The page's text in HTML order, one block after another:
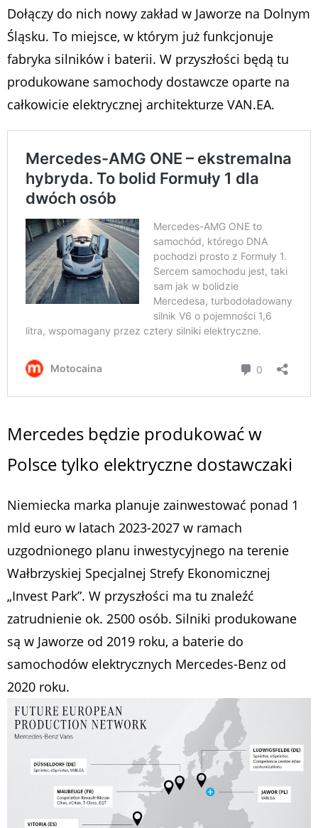
Dołączy do nich nowy zakład w Jaworze na Dolnym
Śląsku. To miejsce, w którym już funkcjonuje
fabryka silników i baterii. W przyszłości będą tu
produkowane samochody dostawcze oparte na
całkowicie elektrycznej architekturze VAN.EA.
Mercedes będzie produkować w
Polsce tylko elektryczne dostawczaki
Niemiecka marka planuje zainwestować ponad 1
mld euro w latach 2023-2027 w ramach
uzgodnionego planu inwestycyjnego na terenie
Wałbrzyskiej Specjalnej Strefy Ekonomicznej
„Invest Park”. W przyszłości ma tu znaleźć
zatrudnienie ok. 2500 osób. Silniki produkowane
są w Jaworze od 2019 roku, a baterie do
samochodów elektrycznych Mercedes-Benz od
2020 roku.